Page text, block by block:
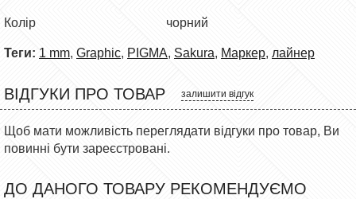
Колір чорний
Теги: 1 mm, Graphic, PIGMA, Sakura, Маркер, лайнер
ВІДГУКИ ПРО ТОВАР залишити відгук
Щоб мати можливість переглядати відгуки про товар, Ви
повинні бути зареєстровані.
ДО ДАНОГО ТОВАРУ РЕКОМЕНДУЄМО